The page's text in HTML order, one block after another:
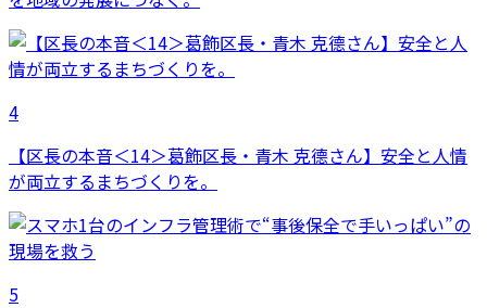
4
【区長の本音＜14＞葛飾区長・青木 克德さん】安全と人情
が両立するまちづくりを。
5